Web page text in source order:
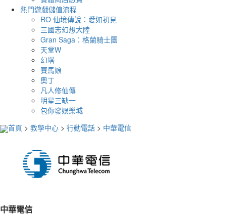
熱門遊戲儲值流程
RO 仙境傳說：愛如初見
三國志幻想大陸
Gran Saga：格蘭騎士團
天堂W
幻塔
賽馬娘
奧丁
凡人修仙傳
明星三缺一
包你發娛樂城
首頁 > 教學中心 > 行動電話 > 中華電信
中華電信